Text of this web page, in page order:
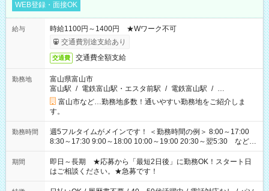
WEB登録・面接OK
給与
時給1100円～1400円 ★Wワーク不可
交通費別途支給あり
交通費 交通費全額支給
勤務地
富山県富山市
富山駅 / 電鉄富山駅・エスタ前駅 / 電鉄富山駅 / …
富山市など…勤務地多数！通いやすい勤務地をご紹介しま
す。
勤務時間
週5フルタイムがメインです！ ＜勤務時間の例＞ 8:00～17:00
8:30～17:30 9:00～18:00 10:00～19:00 20:30～翌5:30 など ★
その他にも勤務時間多数！ 日勤のみ、残業なし、交替制など
ご希望を教えてください！
期間
即日～長期 ★応募から「最短2日後」に勤務OK！スタート日
はご相談ください。★急募です！